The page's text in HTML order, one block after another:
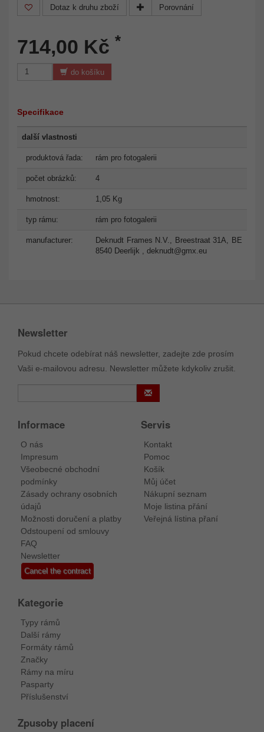
Dotaz k druhu zboží Porovnání
714,00 Kč *
do košíku
Specifikace
další vlastnosti
produktová řada: rám pro fotogalerii
počet obrázků: 4
hmotnost: 1,05 Kg
typ rámu: rám pro fotogalerii
manufacturer:
Deknudt Frames N.V., Breestraat 31A, BE
8540 Deerlijk , deknudt@gmx.eu
Newsletter
Pokud chcete odebírat náš newsletter, zadejte zde prosím
Vaši e-mailovou adresu. Newsletter můžete kdykoliv zrušit.
Informace
O nás
Impresum
Všeobecné obchodní
podmínky
Zásady ochrany osobních
údajů
Možnosti doručení a platby
Odstoupení od smlouvy
FAQ
Newsletter
Cancel the contract
Servis
Kontakt
Pomoc
Košík
Můj účet
Nákupní seznam
Moje listina přání
Veřejná lístina přaní
Kategorie
Typy rámů
Další rámy
Formáty rámů
Značky
Rámy na míru
Pasparty
Příslušenství
Zpusoby placení